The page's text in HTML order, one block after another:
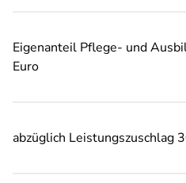
Eigenanteil Pflege- und
Euro
abzüglich Leistungszuschlag